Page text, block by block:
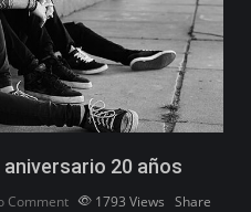
aniversario 20 años
Comment 1793 Views Share